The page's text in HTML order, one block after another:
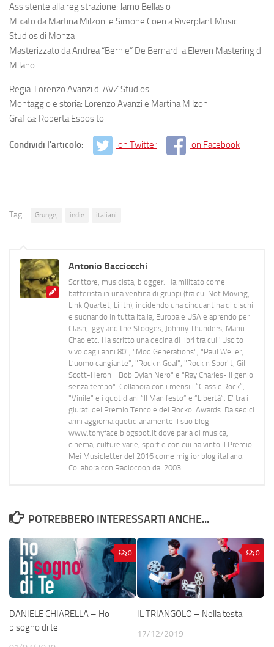
Assistente alla registrazione: Jarno Bellasio
Mixato da Martina Milzoni e Simone Coen a Riverplant Music
Studios di Monza
Masterizzato da Andrea “Bernie” De Bernardi a Eleven Mastering di
Milano
Regia: Lorenzo Avanzi di AVZ Studios
Montaggio e storia: Lorenzo Avanzi e Martina Milzoni
Grafica: Roberta Esposito
Condividi l'articolo: on Twitter on Facebook
Tag: Grunge; indie italiani
Antonio Bacciocchi
Scrittore, musicista, blogger. Ha militato come
batterista in una ventina di gruppi (tra cui Not Moving,
Link Quartet, Lilith), incidendo una cinquantina di dischi
e suonando in tutta Italia, Europa e USA e aprendo per
Clash, Iggy and the Stooges, Johnny Thunders, Manu
Chao etc. Ha scritto una decina di libri tra cui "Uscito
vivo dagli anni 80", "Mod Generations", "Paul Weller,
L’uomo cangiante", "Rock n Goal", "Rock n Spor"t, Gil
Scott-Heron Il Bob Dylan Nero" e "Ray Charles- Il genio
senza tempo". Collabora con i mensili “Classic Rock”,
"Vinile" e i quotidiani “Il Manifesto” e “Libertà”. E' tra i
giurati del Premio Tenco e del Rockol Awards. Da sedici
anni aggiorna quotidianamente il suo blog
www.tonyface.blogspot.it dove parla di musica,
cinema, culture varie, sport e con cui ha vinto il Premio
Mei Musicletter del 2016 come miglior blog italiano.
Collabora con Radiocoop dal 2003.
POTREBBERO INTERESSARTI ANCHE...
0
DANIELE CHIARELLA – Ho
bisogno di te
0
IL TRIANGOLO – Nella testa
17/12/2019